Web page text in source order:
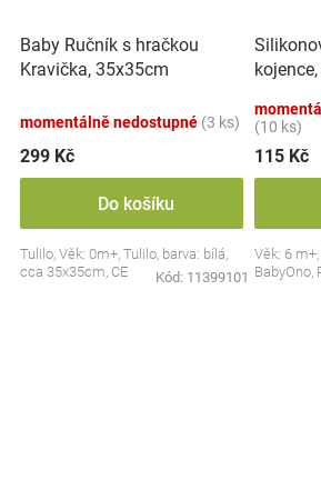
Baby Ručník s hračkou
Kravička, 35x35cm
momentálně nedostupné (3 ks)
299 Kč
Do košíku
Tulilo, Věk: 0m+, Tulilo, barva: bílá,
cca 35x35cm, CE
Kód: 11399101
(10 ks)
115 Kč
Věk: 6
BabyOno,